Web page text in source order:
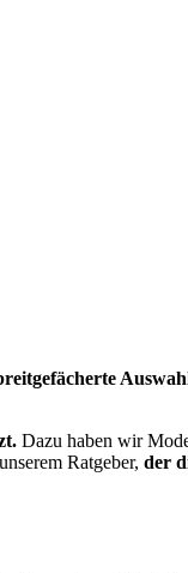
Dazu haben wir
Ratgeber, der